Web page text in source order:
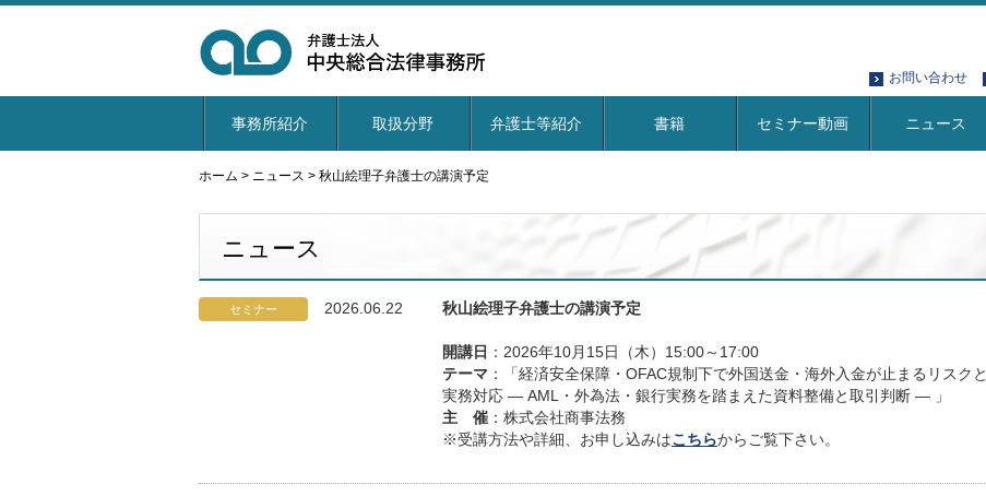
お問い合わせ
事務所紹介 取扱分野 弁護士等紹介 書籍 セミナー動画 ニュース
ホーム > ニュース > 秋山絵理子弁護士の講演予定
ニュース
セミナー 2026.06.22 秋山絵理子弁護士の講演予定
開講日 ：2026年10月15日（木）15:00～17:00
テーマ ：「経済安全保障・OFAC規制下で外国送金・海外入金が止まるリスクと
実務対応 ― AML・外為法・銀行実務を踏まえた資料整備と取引判断 ― 」
主 催 ：株式会社商事法務
※受講方法や詳細、お申し込みはこちらからご覧下さい。